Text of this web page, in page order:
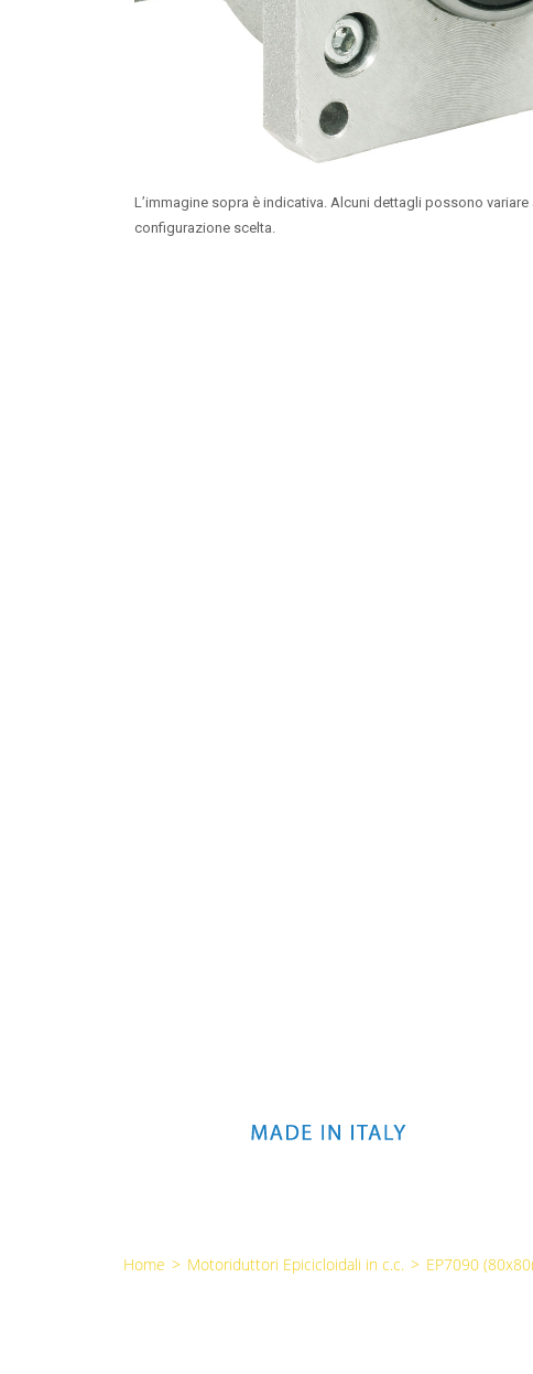
L’immagine sopra è indicativa. Alcuni dettagli possono
configurazione scelta.
Home > Motoriduttori Epicicloidali in c.c. > EP7090